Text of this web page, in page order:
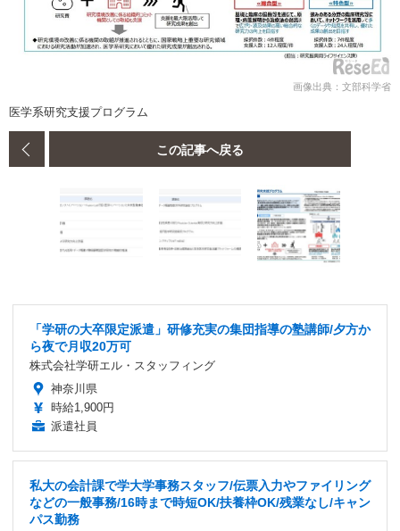
画像出典：文部科学省
医学系研究支援プログラム
この記事へ戻る
「学研の大卒限定派遣」研修充実の集団指導の塾講師/夕方か
ら夜で月収20万可
株式会社学研エル・スタッフィング
神奈川県
時給1,900円
派遣社員
私大の会計課で学大学事務スタッフ/伝票入力やファイリング
などの一般事務/16時まで時短OK/扶養枠OK/残業なし/キャン
パス勤務